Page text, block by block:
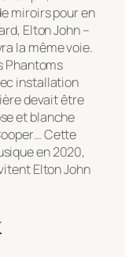
miroirs pour en
Elton John –
la même voie.
Phantoms
installation
devait être
et blanche
Cette
en 2020,
Elton John